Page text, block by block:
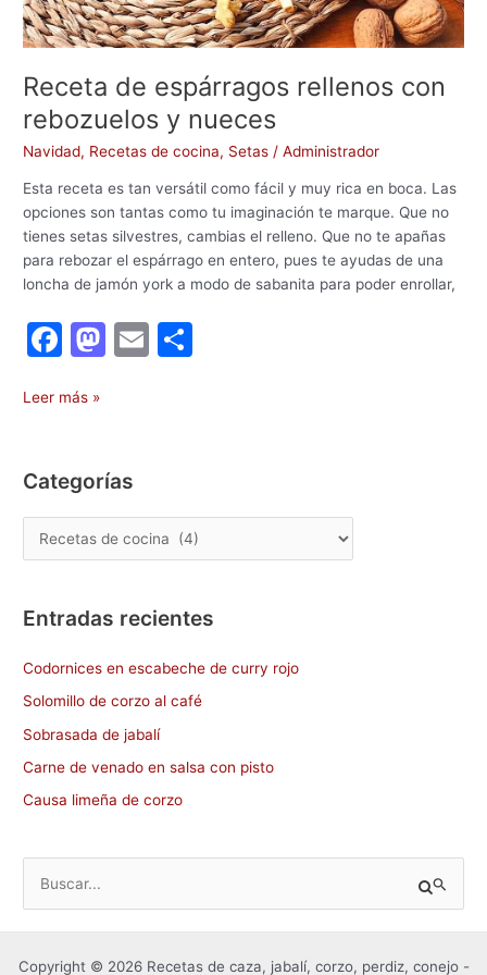
Receta de espárragos rellenos con
rebozuelos y nueces
Navidad, Recetas de cocina, Setas /Administrador
Esta receta es tan versátil como fácil y muy rica en boca. Las
opciones son tantas como tu imaginación te marque. Que no
tienes setas silvestres, cambias el relleno. Que no te apañas
para rebozar el espárrago en entero, pues te ayudas de una
loncha de jamón york a modo de sabanita para poder enrollar,
F
c
b
o
o
M
d
o
n
E
tir
Leer más »
Categorías
Entradas recientes
Codornices en escabeche de curry rojo
Solomillo de corzo al café
Sobrasada de jabalí
Carne de venado en salsa con pisto
Causa limeña de corzo
Copyright © 2026 Recetas de caza, jabalí, corzo, perdiz, conejo -